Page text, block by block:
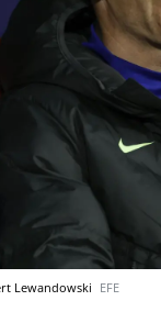
Lewandowski EFE